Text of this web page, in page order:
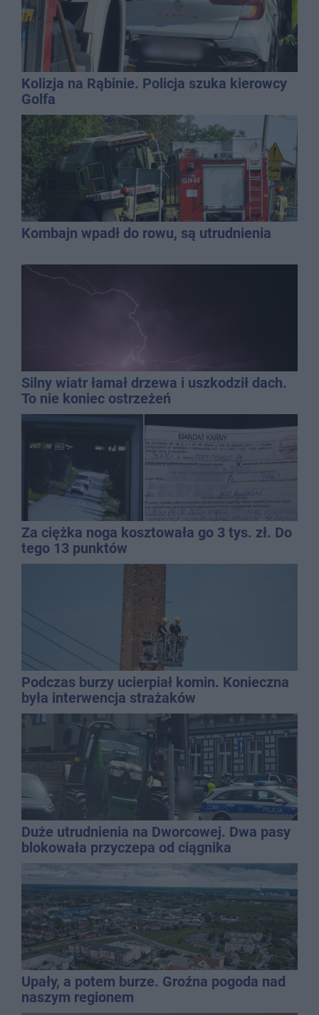
Kolizja na Rąbinie. Policja szuka kierowcy
Golfa
Kombajn wpadł do rowu, są utrudnienia
Silny wiatr łamał drzewa i uszkodził dach.
To nie koniec ostrzeżeń
Za ciężka noga kosztowała go 3 tys. zł. Do
tego 13 punktów
Podczas burzy ucierpiał komin. Konieczna
była interwencja strażaków
Duże utrudnienia na Dworcowej. Dwa pasy
blokowała przyczepa od ciągnika
Upały, a potem burze. Groźna pogoda nad
naszym regionem